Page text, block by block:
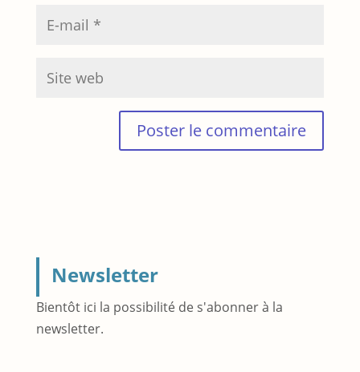
Newsletter
Bientôt ici la possibilité de s'abonner à la
newsletter.